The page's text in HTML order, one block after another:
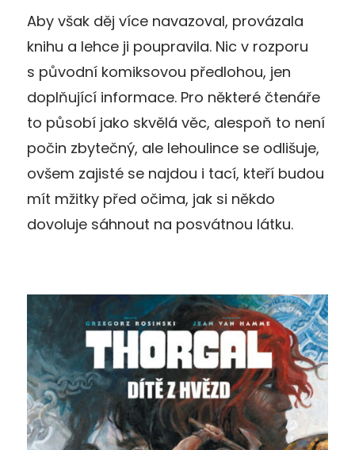
Aby však děj více navazoval, provázala
knihu a lehce ji poupravila. Nic v rozporu
s původní komiksovou předlohou, jen
doplňující informace. Pro některé čtenáře
to působí jako skvělá věc, alespoň to není
počin zbytečný, ale lehoulince se odlišuje,
ovšem zajisté se najdou i tací, kteří budou
mít mžitky před očima, jak si někdo
dovoluje sáhnout na posvátnou látku.